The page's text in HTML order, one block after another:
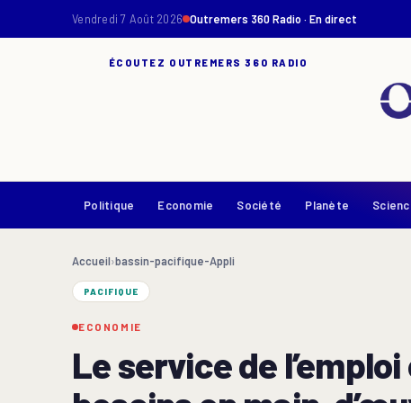
Vendredi 7 Août 2026 Outremers 360 Radio · En direct
ÉCOUTEZ OUTREMERS 360 RADIO
Politique Economie Société Planète
Accueil›bassin-pacifique-Appli
PACIFIQUE
ECONOMIE
Le service de